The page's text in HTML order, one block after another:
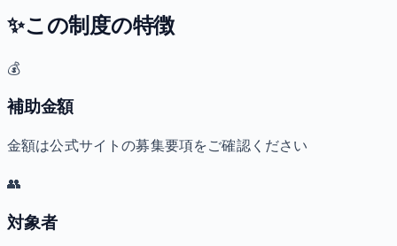
✨この制度の特徴
💰
補助金額
金額は公式サイトの募集要項をご確認ください
👥
対象者